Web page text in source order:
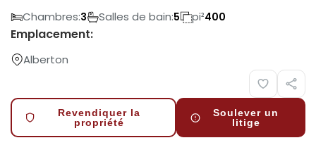
Chambres:3 Salles de bain:5 pi²400
Emplacement:
Alberton
Revendiquer la
propriété
Soulever un
litige